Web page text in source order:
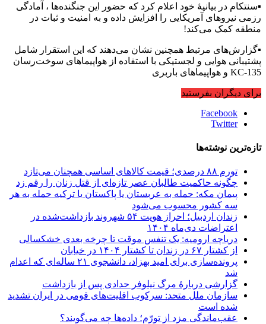
▪️سنتکام در بیانیهٔ خود اعلام کرد که حضور این جنگنده‌ها ، آمادگی
رزمی نیروهای آمریکایی را افزایش داده و به امنیت و ثبات در
منطقه کمک می‌کند!
▪️گزارش‌های مرتبط همچنین نشان می‌دهند که این استقرار شامل
پشتیبانی هوایی و لجستیکی با استفاده از هواپیماهای سوخت‌رسان
KC-135 و هواپیماهای باربری
برای دیگران بفرستید
Facebook
Twitter
تازه‌ترین نوشته‌ها
تورم ۸۸ درصدی؛ قیمت کالاهای اساسی همچنان می‌تازد
چگونه حاکمیت طالبان عصر تازه‌ای از قتل زنان را رقم زد
پیمان مکه: حمله به عربستان یا پاکستان یا ترکیه حمله به هر
سه کشور محسوب می‌شود
زندان اردبیل؛ احراز هویت ۵۴ شهروند بازداشت‌شده در
اعتراضات دی‌ماه ۱۴۰۴
دریاچه ارومیه: یک تنفس موقت تا چرخه بعدی خشکسالی
از کشتار ۶۷ در زندان تا کشتار ۱۴۰۴ در خیابان
پرونده‌سازی برای امید بهزاد، دانشجوی ۲۱ ساله‌ای که اعدام
شد
گزارشی دربارهٔ مرگ نیلوفر حدادی پس از بازداشت
سازمان ملل متحد: سرکوب اقلیت‌های قومی در ایران تشدید
شده است
عقب‌ماندگی مزد از تورّم؛ داده‌ها چه می‌گویند؟